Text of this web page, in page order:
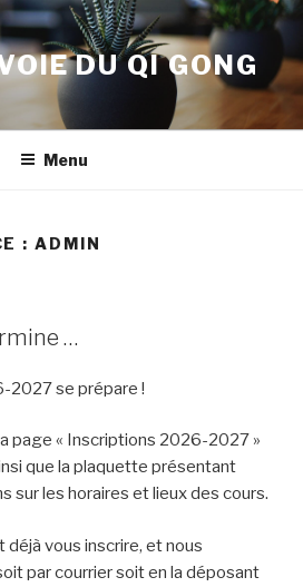
DU QI GONG
Menu
:ADMIN
…
2027 se prépare !
page « Inscriptions 2026-2027 »
que la plaquette présentant
sur les horaires et lieux des cours.
déjà vous inscrire, et nous
par courrier soit en la déposant